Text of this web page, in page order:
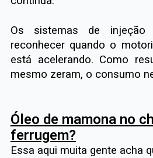
Os sistemas de injeção
reconhecer quando o
está acelerando. Como
mesmo zeram, o consumo
Óleo de mamona no
ferrugem?
Essa aqui muita gente acha